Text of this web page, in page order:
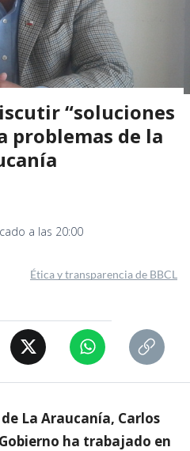
“soluciones
problemas de la
a las 20:00
Ética y transparencia de BBCL
La Araucanía, Carlos
ha trabajado en